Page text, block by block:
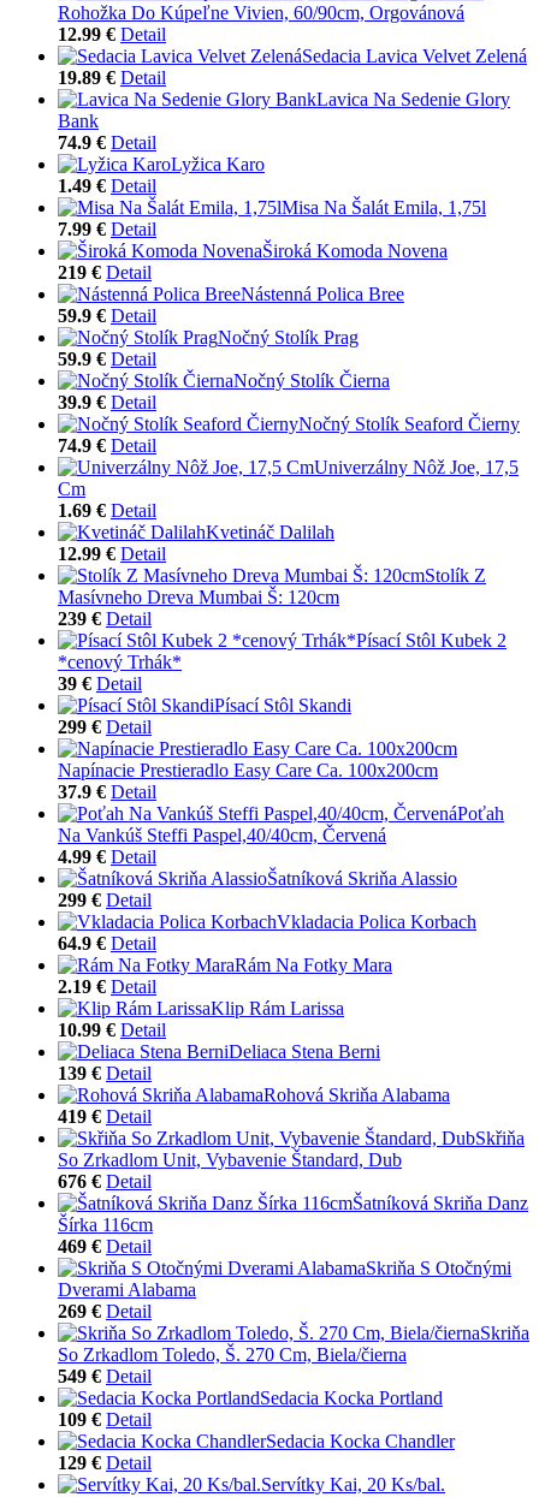
Rohožka Do Kúpeľne Vivien, 60/90cm, Orgovánová
12.99 € Detail
Sedacia Lavica Velvet Zelená
19.89 € Detail
Lavica Na Sedenie Glory
Bank
74.9 € Detail
Lyžica Karo
1.49 € Detail
Misa Na Šalát Emila, 1,75l
7.99 € Detail
Široká Komoda Novena
219 € Detail
Nástenná Polica Bree
59.9 € Detail
Nočný Stolík Prag
59.9 € Detail
Nočný Stolík Čierna
39.9 € Detail
Nočný Stolík Seaford Čierny
74.9 € Detail
Univerzálny Nôž Joe, 17,5
Cm
1.69 € Detail
Kvetináč Dalilah
12.99 € Detail
Stolík Z
Masívneho Dreva Mumbai Š: 120cm
239 € Detail
Písací Stôl Kubek 2
*cenový Trhák*
39 € Detail
Písací Stôl Skandi
299 € Detail
Napínacie Prestieradlo Easy Care Ca. 100x200cm
37.9 € Detail
Poťah
Na Vankúš Steffi Paspel,40/40cm, Červená
4.99 € Detail
Šatníková Skriňa Alassio
299 € Detail
Vkladacia Polica Korbach
64.9 € Detail
Rám Na Fotky Mara
2.19 € Detail
Klip Rám Larissa
10.99 € Detail
Deliaca Stena Berni
139 € Detail
Rohová Skriňa Alabama
419 € Detail
Skřiňa
So Zrkadlom Unit, Vybavenie Štandard, Dub
676 € Detail
Šatníková Skriňa Danz
Šírka 116cm
469 € Detail
Skriňa S Otočnými
Dverami Alabama
269 € Detail
Skriňa
So Zrkadlom Toledo, Š. 270 Cm, Biela/čierna
549 € Detail
Sedacia Kocka Portland
109 € Detail
Sedacia Kocka Chandler
129 € Detail
Servítky Kai, 20 Ks/bal.